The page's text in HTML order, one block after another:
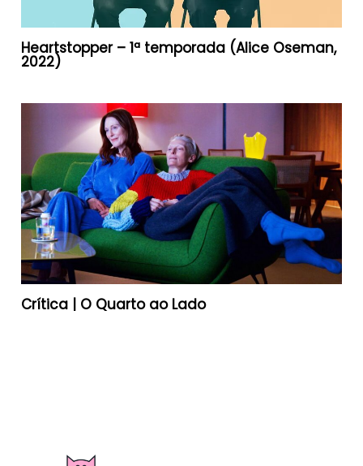
Heartstopper – 1ª temporada (Alice Oseman,
2022)
Crítica | O Quarto ao Lado